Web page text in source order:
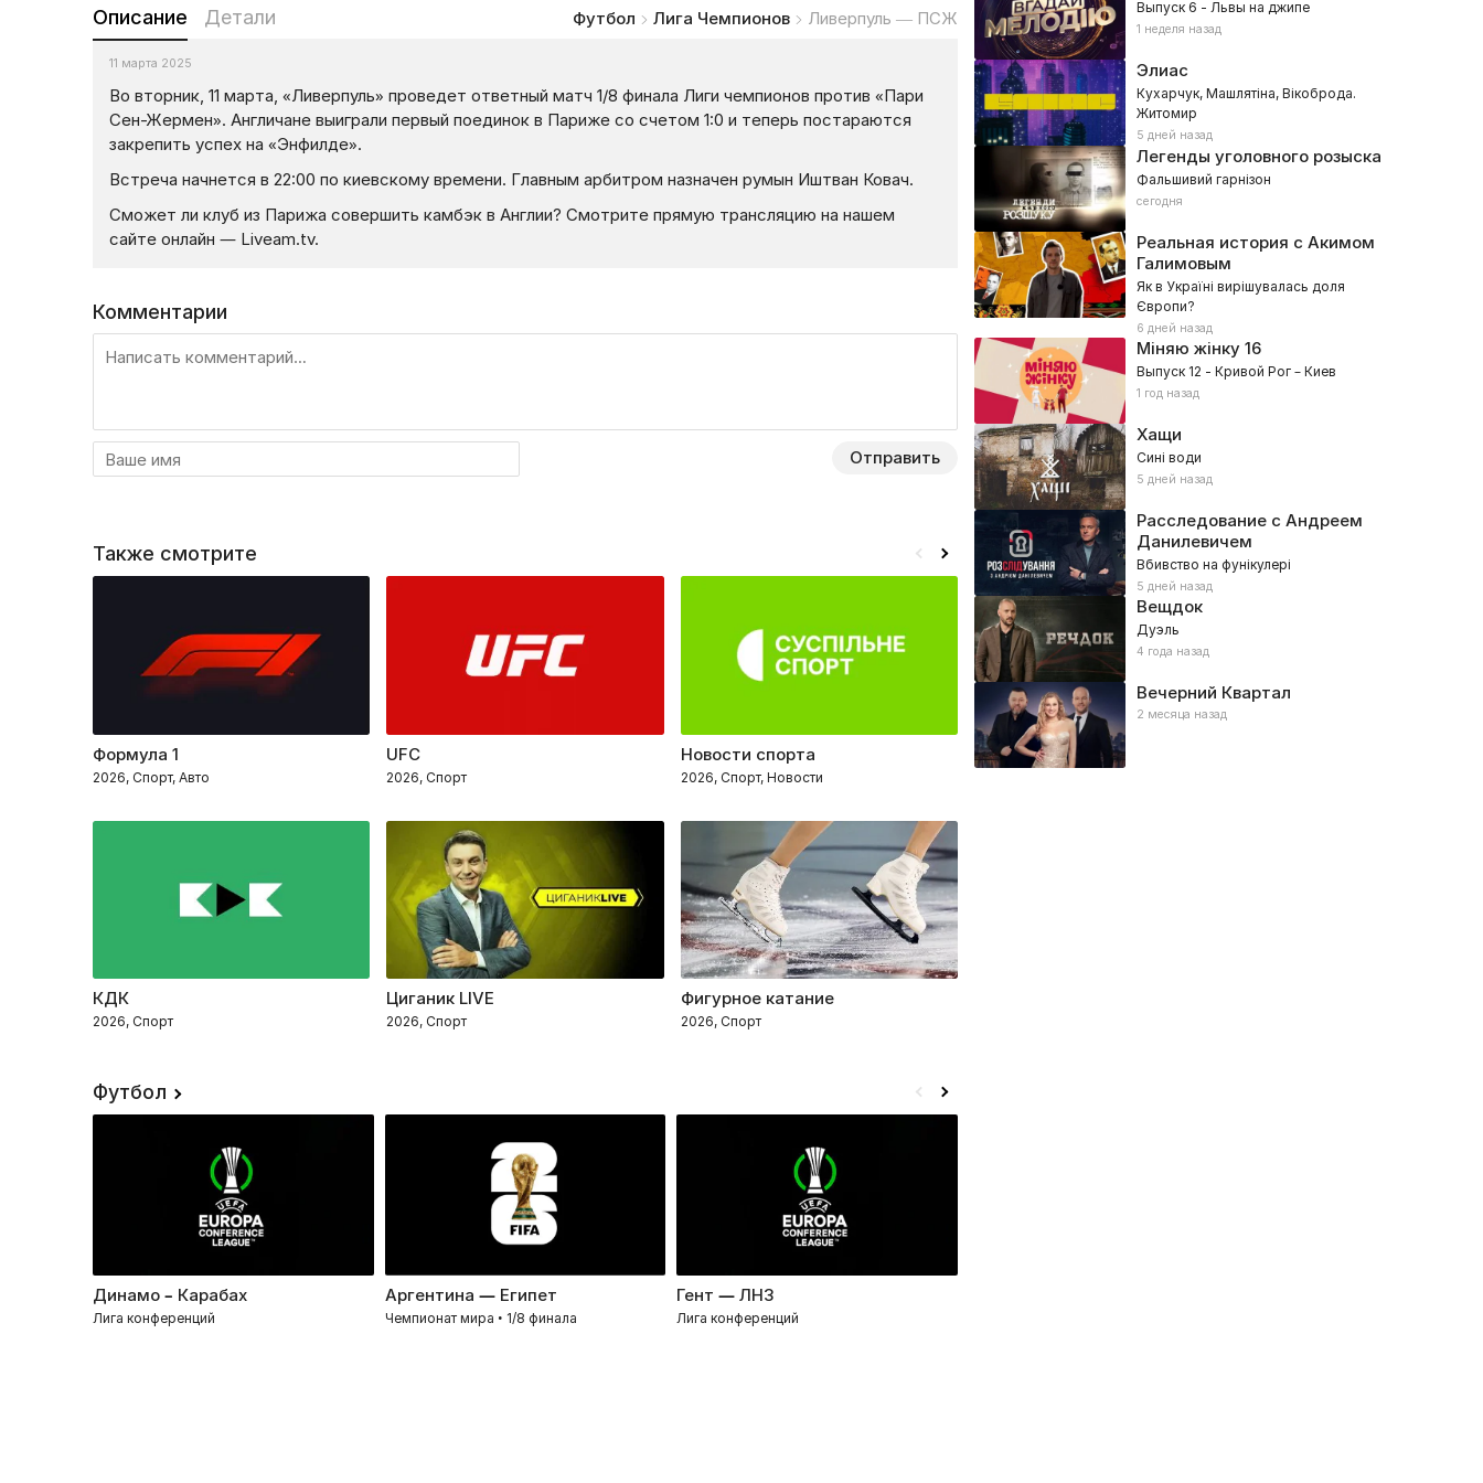
Описание Детали Футбол Лига Чемпионов Ливерпуль — ПСЖ
11 марта 2025
Во вторник, 11 марта, «Ливерпуль» проведет ответный матч 1/8 финала Лиги чемпионов против «Пари
Сен-Жермен». Англичане выиграли первый поединок в Париже со счетом 1:0 и теперь постараются
закрепить успех на «Энфилде».
Встреча начнется в 22:00 по киевскому времени. Главным арбитром назначен румын Иштван Ковач.
Сможет ли клуб из Парижа совершить камбэк в Англии? Смотрите прямую трансляцию на нашем
сайте онлайн — Liveam.tv.
Комментарии
Отправить
Выпуск 6 - Львы на джипе
1 неделя назад
Элиас
Кухарчук, Машлятіна, Вікоброда.
Житомир
5 дней назад
Легенды уголовного розыска
Фальшивий гарнізон
сегодня
Реальная история с Акимом
Галимовым
Як в Україні вирішувалась доля
Європи?
6 дней назад
Міняю жінку16
Выпуск 12 - Кривой Рог – Киев
1 год назад
Хащи
Сині води
5 дней назад
Расследование с Андреем
Данилевичем
Вбивство на фунікулері
5 дней назад
Вещдок
Дуэль
4 года назад
Вечерний Квартал
2 месяца назад
Также смотрите
Формула 1
2026, Спорт, Авто
UFC
2026, Спорт
Новости спорта
2026, Спорт, Новости
КДК
2026, Спорт
Циганик LIVE
2026, Спорт
Фигурное катание
2026, Спорт
ТаТоТаке
Футбол
Динамо – Карабах
Лига конференций
Аргентина — Египет
Чемпионат мира • 1/8 финала
Гент — ЛНЗ
Лига конференций